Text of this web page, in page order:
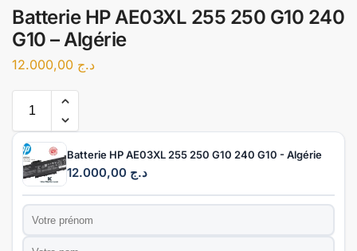
Batterie HP AE03XL 255 250 G10 240
G10 – Algérie
د.ج
Batterie HP AE03XL 255 250 G10 240 G10 - Algérie
د.ج
Prénom
Nom